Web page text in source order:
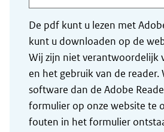
De pdf kunt u lezen met
kunt u downloaden op de
Wij zijn niet verantwoordelijk
en het gebruik van de reader.
software dan de Adobe
formulier op onze website te
fouten in het formulier